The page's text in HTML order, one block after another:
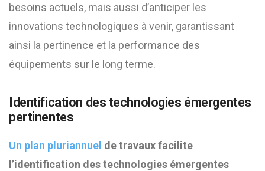
besoins actuels, mais aussi d’anticiper les
innovations technologiques à venir, garantissant
ainsi la pertinence et la performance des
équipements sur le long terme.
Identification des technologies émergentes
pertinentes
Un plan pluriannuel de travaux facilite
l’identification des technologies émergentes